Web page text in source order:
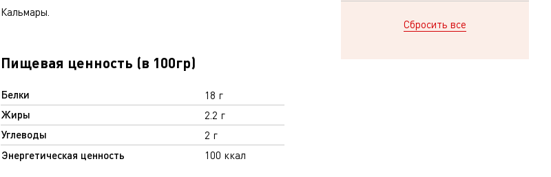
Кальмары.
Пищевая ценность (в 100гр)
Белки 18 г
Жиры 2.2 г
Углеводы 2 г
Энергетическая ценность 100 ккал
Сбросить все